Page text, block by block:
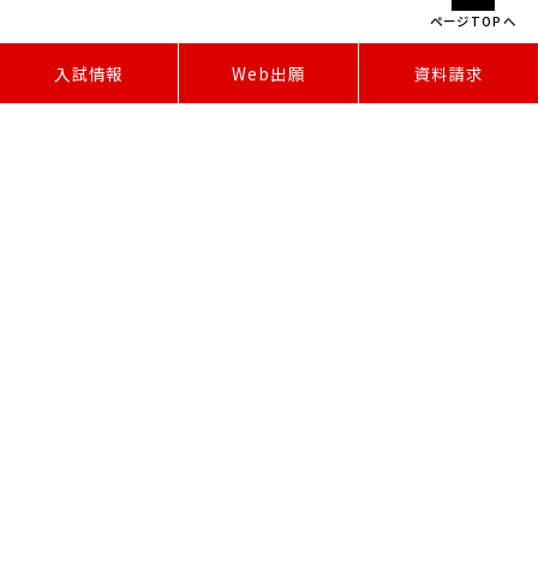
入試情報 Web出願 資料請求
ページTOPへ